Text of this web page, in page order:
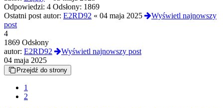
Odpowiedzi: 4 Odsłony: 1869
Ostatni post autor: E2RD92 « 04 maja 2025
Wyświetl najnowszy
post
4
1869 Odsłony
autor: E2RD92
Wyświetl najnowszy post
04 maja 2025
Przejdź do strony
1
2